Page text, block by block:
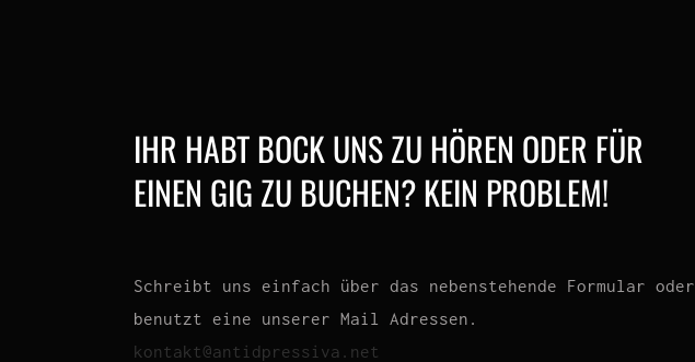
IHR HABT BOCK UNS ZU HÖREN ODER FÜR
EINEN GIG ZU BUCHEN? KEIN PROBLEM!
Schreibt uns einfach über das nebenstehende Formular oder
benutzt eine unserer Mail Adressen.
kontakt@antidpressiva.net